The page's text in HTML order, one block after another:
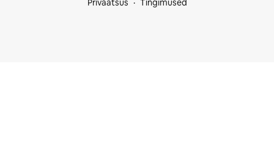
Privaatsus
Tingimused